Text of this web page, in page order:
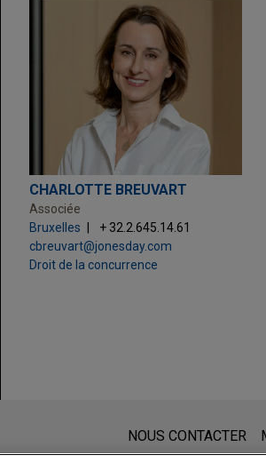
CHARLOTTE BREUVART
Associée
Bruxelles
+ 32.2.645.14.61
cbreuvart@jonesday.com
Droit de la concurrence
Les informations contenues sur le site
de cet e-mail n’ont pas pour effet de
NOUS CONTACTER